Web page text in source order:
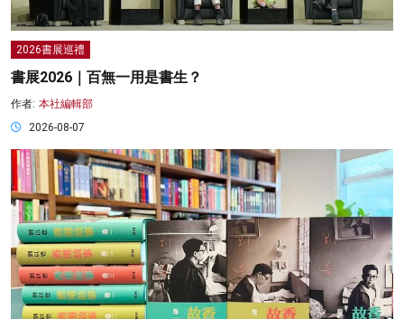
2026書展巡禮
書展2026｜百無一用是書生？
作者: 本社編輯部
2026-08-07